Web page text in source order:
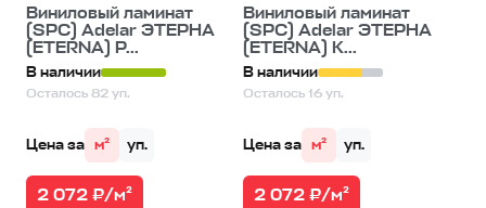
Виниловый ламинат
(SPC) Adelar ЭТЕРНА
(ETERNA) Р...
В наличии
Осталось 82 уп.
Цена за м² уп.
2 072 ₽/м²
Виниловый ламинат
(SPC) Adelar ЭТЕРНА
(ETERNA) К...
В наличии
Осталось 16 уп.
Цена за м² уп.
2 072 ₽/м²